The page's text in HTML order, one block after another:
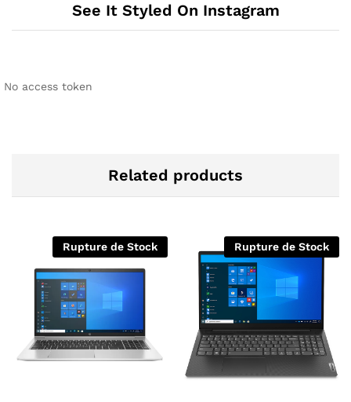
See It Styled On Instagram
No access token
Related products
Rupture de Stock Rupture de Stock